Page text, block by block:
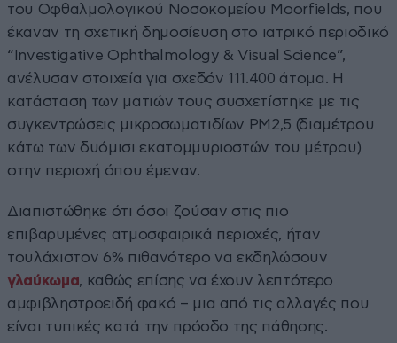
του Οφθαλμολογικού Νοσοκομείου Moorfields, που
έκαναν τη σχετική δημοσίευση στο ιατρικό περιοδικό
“Investigative Ophthalmology & Visual Science”,
ανέλυσαν στοιχεία για σχεδόν 111.400 άτομα. Η
κατάσταση των ματιών τους συσχετίστηκε με τις
συγκεντρώσεις μικροσωματιδίων ΡΜ2,5 (διαμέτρου
κάτω των δυόμισι εκατομμυριοστών του μέτρου)
στην περιοχή όπου έμεναν.
Διαπιστώθηκε ότι όσοι ζούσαν στις πιο
επιβαρυμένες ατμοσφαιρικά περιοχές, ήταν
τουλάχιστον 6% πιθανότερο να εκδηλώσουν
γλαύκωμα, καθώς επίσης να έχουν λεπτότερο
αμφιβληστροειδή φακό – μια από τις αλλαγές που
είναι τυπικές κατά την πρόοδο της πάθησης.